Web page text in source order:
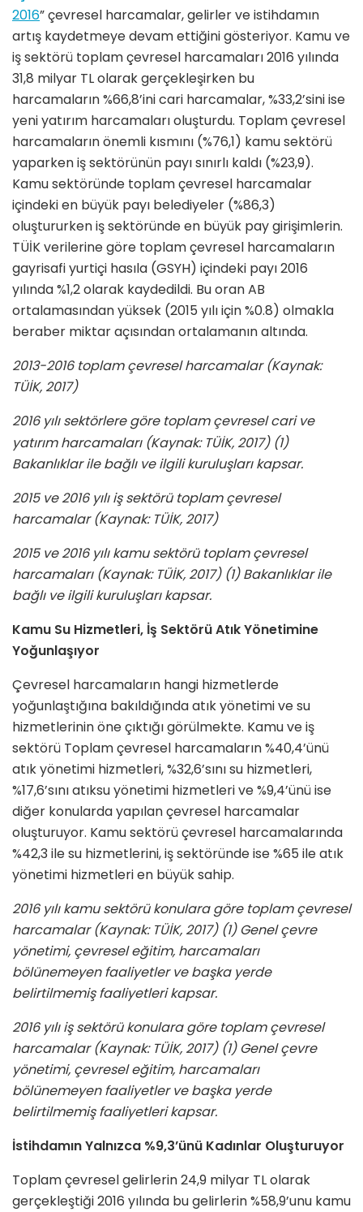
2016” çevresel harcamalar, gelirler ve istihdamın
artış kaydetmeye devam ettiğini gösteriyor. Kamu ve
iş sektörü toplam çevresel harcamaları 2016 yılında
31,8 milyar TL olarak gerçekleşirken bu
harcamaların %66,8’ini cari harcamalar, %33,2’sini ise
yeni yatırım harcamaları oluşturdu. Toplam çevresel
harcamaların önemli kısmını (%76,1) kamu sektörü
yaparken iş sektörünün payı sınırlı kaldı (%23,9).
Kamu sektöründe toplam çevresel harcamalar
içindeki en büyük payı belediyeler (%86,3)
oluştururken iş sektöründe en büyük pay girişimlerin.
TÜİK verilerine göre toplam çevresel harcamaların
gayrisafi yurtiçi hasıla (GSYH) içindeki payı 2016
yılında %1,2 olarak kaydedildi. Bu oran AB
ortalamasından yüksek (2015 yılı için %0.8) olmakla
beraber miktar açısından ortalamanın altında.
2013-2016 toplam çevresel harcamalar (Kaynak:
TÜİK, 2017)
2016 yılı sektörlere göre toplam çevresel cari ve
yatırım harcamaları (Kaynak: TÜİK, 2017) (1)
Bakanlıklar ile bağlı ve ilgili kuruluşları kapsar.
2015 ve 2016 yılı iş sektörü toplam çevresel
harcamalar (Kaynak: TÜİK, 2017)
2015 ve 2016 yılı kamu sektörü toplam çevresel
harcamaları (Kaynak: TÜİK, 2017) (1) Bakanlıklar ile
bağlı ve ilgili kuruluşları kapsar.
Kamu Su Hizmetleri, İş Sektörü Atık Yönetimine
Yoğunlaşıyor
Çevresel harcamaların hangi hizmetlerde
yoğunlaştığına bakıldığında atık yönetimi ve su
hizmetlerinin öne çıktığı görülmekte. Kamu ve iş
sektörü Toplam çevresel harcamaların %40,4’ünü
atık yönetimi hizmetleri, %32,6’sını su hizmetleri,
%17,6’sını atıksu yönetimi hizmetleri ve %9,4’ünü ise
diğer konularda yapılan çevresel harcamalar
oluşturuyor. Kamu sektörü çevresel harcamalarında
%42,3 ile su hizmetlerini, iş sektöründe ise %65 ile atık
yönetimi hizmetleri en büyük sahip.
2016 yılı kamu sektörü konulara göre toplam çevresel
harcamalar (Kaynak: TÜİK, 2017) (1) Genel çevre
yönetimi, çevresel eğitim, harcamaları
bölünemeyen faaliyetler ve başka yerde
belirtilmemiş faaliyetleri kapsar.
2016 yılı iş sektörü konulara göre toplam çevresel
harcamalar (Kaynak: TÜİK, 2017) (1) Genel çevre
yönetimi, çevresel eğitim, harcamaları
bölünemeyen faaliyetler ve başka yerde
belirtilmemiş faaliyetleri kapsar.
İstihdamın Yalnızca %9,3’ünü Kadınlar Oluşturuyor
Toplam çevresel gelirlerin 24,9 milyar TL olarak
gerçekleştiği 2016 yılında bu gelirlerin %58,9’unu kamu